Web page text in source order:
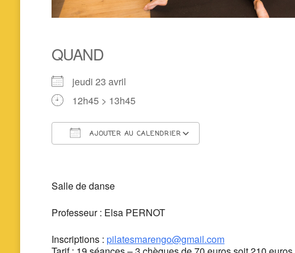
QUAND
jeudi 23 avril
12h45 > 13h45
AJOUTER AU CALENDRIER
Salle de danse
Professeur : Elsa PERNOT
Inscriptions : pilatesmarengo@gmail.com